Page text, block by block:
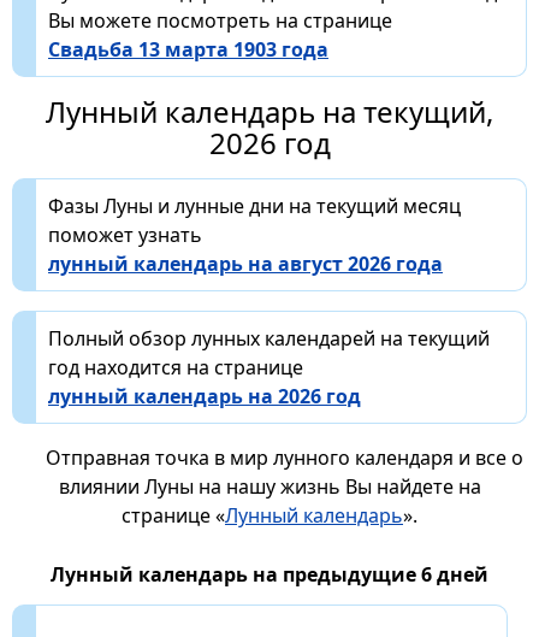
Вы можете посмотреть на странице
Свадьба 13 марта 1903 года
Лунный календарь на текущий,
2026 год
Фазы Луны и лунные дни на текущий месяц
поможет узнать
лунный календарь на август 2026 года
Полный обзор лунных календарей на текущий
год находится на странице
лунный календарь на 2026 год
Отправная точка в мир лунного календаря и все о
влиянии Луны на нашу жизнь Вы найдете на
странице «Лунный календарь».
Лунный календарь на предыдущие 6 дней